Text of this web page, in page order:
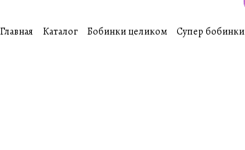
Главная Каталог Бобинки целиком Супер бобинки